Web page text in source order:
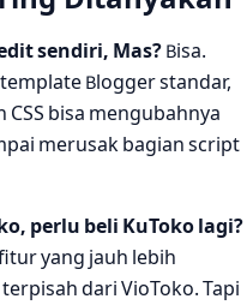
sendiri, Mas? Bisa.
Blogger standar,
CSS bisa mengubahnya
merusak bagian script
perlu beli KuToko lagi?
yang jauh lebih
dari VioToko. Tapi